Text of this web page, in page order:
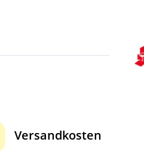
Versandkosten